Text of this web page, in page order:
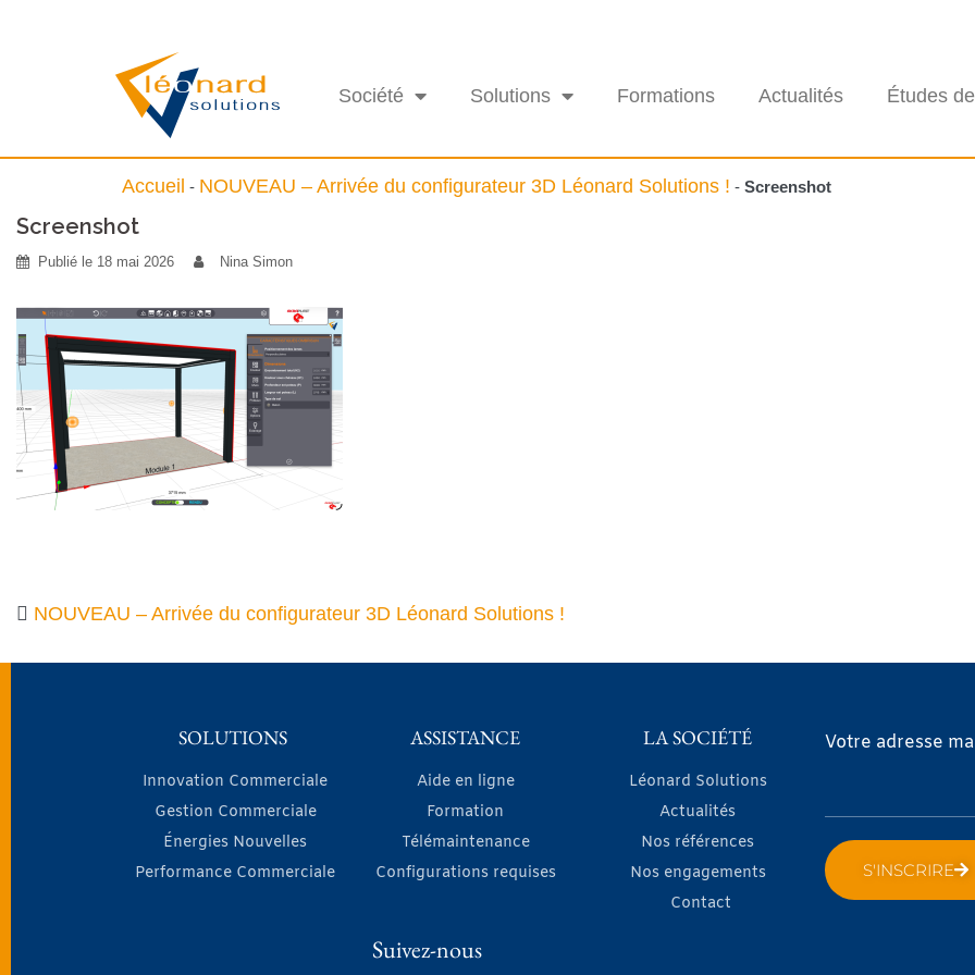
Société Solutions Formations Actualités Études
Accueil - NOUVEAU – Arrivée du configurateur 3D Léonard Solutions ! - Screenshot
Screenshot
Publié le 18 mai 2026 Nina Simon
NOUVEAU – Arrivée du configurateur 3D Léonard Solutions !
SOLUTIONS
Innovation Commerciale
Gestion Commerciale
Énergies Nouvelles
Performance Commerciale
ASSISTANCE
Aide en ligne
Formation
Télémaintenance
Configurations requises
LA SOCIÉTÉ
Léonard Solutions
Actualités
Nos références
Nos engagements
Contact
Votre adresse
S'INSCRIRE
Suivez-nous